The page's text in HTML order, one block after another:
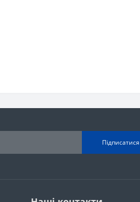
Підписатися